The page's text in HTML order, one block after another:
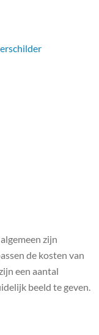
zijn
de kosten van
een aantal
beeld te geven.